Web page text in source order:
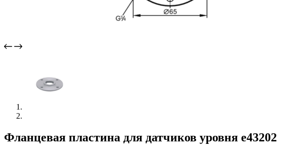
Фланцевая пластина для датчиков уровня e43202